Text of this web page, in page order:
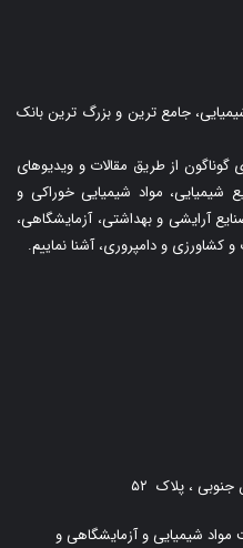
جامع ترین و بزرگ ترین بانک
از طریق مقالات و ویدیوهای
شیمیایی، مواد شیمیایی خوراکی و
آرایشی و بهداشتی، آزمایشگاهی،
کشاورزی و دامپروری، آشنا نماییم.
، پلاک ۵۲
مواد شیمیایی و آزمایشگاهی و